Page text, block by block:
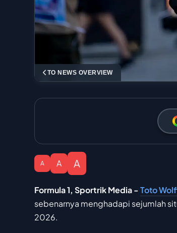
TO NEWS OVERVIEW
A A A
Formula 1, Sportrik Media -Toto
sebenarnya menghadapi sejumlah
2026.